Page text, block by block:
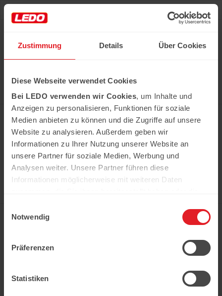
Zustimmung Details Über Cookies
Diese Webseite verwendet Cookies
Bei LEDO verwenden wir Cookies, um Inhalte und
Anzeigen zu personalisieren, Funktionen für soziale
Medien anbieten zu können und die Zugriffe auf unsere
Website zu analysieren. Außerdem geben wir
Informationen zu Ihrer Nutzung unserer Website an
unsere Partner für soziale Medien, Werbung und
Analysen weiter. Unsere Partner führen diese
Informationen möglicherweise mit weiteren Daten
haben.
Notwendig
Präferenzen
Statistiken
Alle notwendigen Produkte können Sie im Netzwerk
unserer Supermärkte Ledo kaufen
Erfahren Sie mehr
In der Kühweid 2a D-76661 Philippsburg-
Huttenheim
ledo.informiert@ledo-markt.de
der gesamte Inhalt sind urheberrechtlich
geschützt.